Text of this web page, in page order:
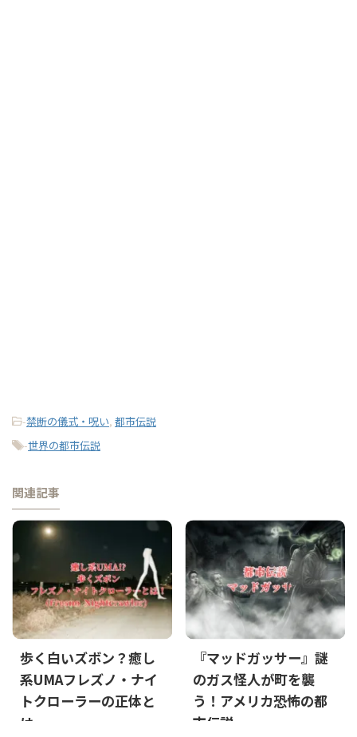
-禁断の儀式・呪い, 都市伝説
-世界の都市伝説
関連記事
歩く白いズボン？癒し
系UMAフレズノ・ナイ
トクローラーの正体と
は
『マッドガッサー』謎
のガス怪人が町を襲
う！アメリカ恐怖の都
市伝説